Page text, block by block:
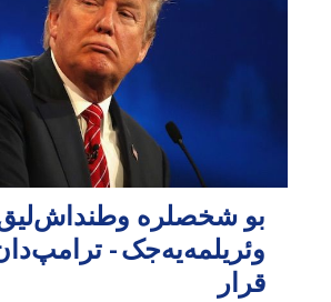
بو شخصلره
وئریلمه‌یه‌جک -
قرار